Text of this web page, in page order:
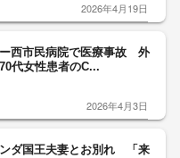
2026年4月19日
西市民病院で医療事故 外
代女性患者のC...
2026年4月3日
ダ国王夫妻とお別れ 「来